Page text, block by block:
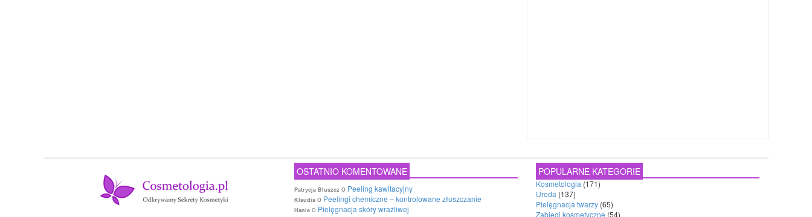
OSTATNIO KOMENTOWANE
Patrycja Bluszcz o Peeling kawitacyjny
Klaudia o Peelingi chemiczne – kontrolowane złuszczanie
Hania o Pielęgnacja skóry wrażliwej
POPULARNE KATEGORIE
Kosmetologia (171)
Uroda (137)
Pielęgnacja twarzy (65)
Zabiegi kosmetyczne (54)